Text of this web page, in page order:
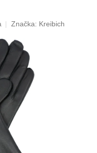
Značka: Kreibich